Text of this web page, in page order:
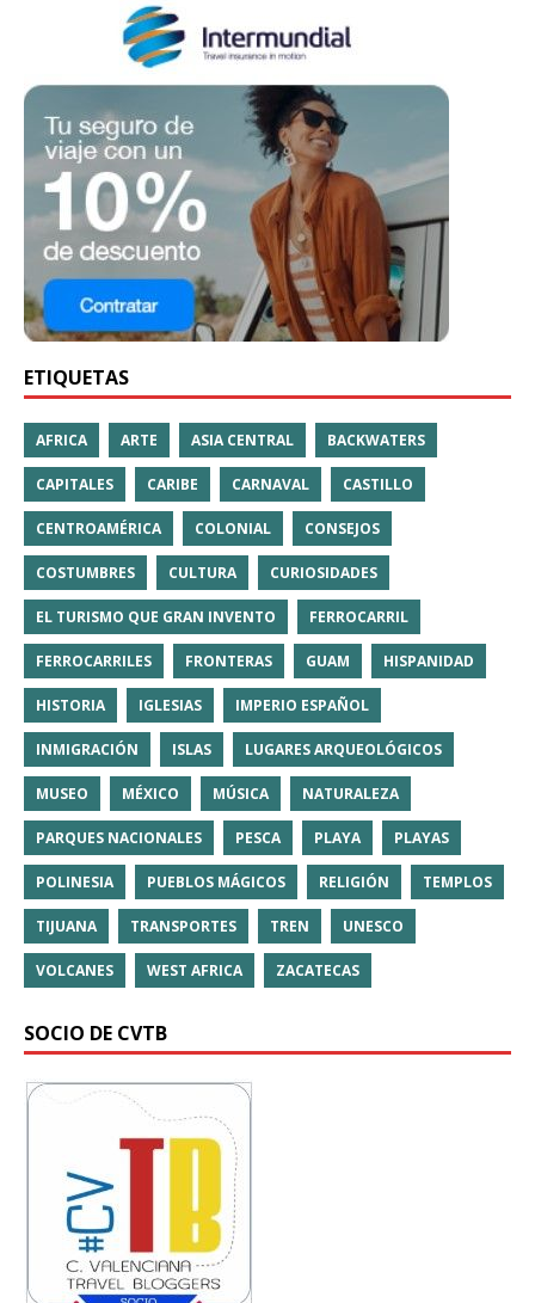
ETIQUETAS
AFRICA ARTE ASIA CENTRAL BACKWATERS
CAPITALES CARIBE CARNAVAL CASTILLO
CENTROAMÉRICA COLONIAL CONSEJOS
COSTUMBRES CULTURA CURIOSIDADES
EL TURISMO QUE GRAN INVENTO FERROCARRIL
FERROCARRILES FRONTERAS GUAM HISPANIDAD
HISTORIA IGLESIAS IMPERIO ESPAÑOL
INMIGRACIÓN ISLAS LUGARES ARQUEOLÓGICOS
MUSEO MÉXICO MÚSICA NATURALEZA
PARQUES NACIONALES PESCA PLAYA PLAYAS
POLINESIA PUEBLOS MÁGICOS RELIGIÓN TEMPLOS
TIJUANA TRANSPORTES TREN UNESCO
VOLCANES WEST AFRICA ZACATECAS
SOCIO DE CVTB